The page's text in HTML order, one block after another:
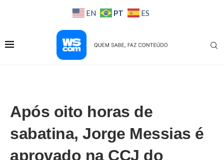
EN PT ES
Após oito horas de
sabatina, Jorge Messias é
aprovado na CCJ do